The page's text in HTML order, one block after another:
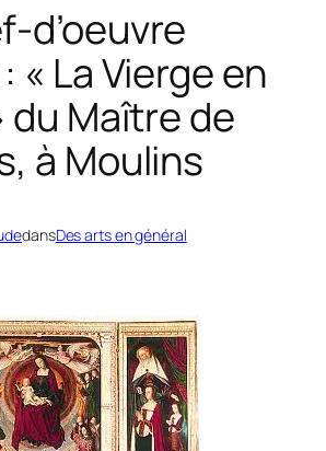
d’oeuvre
« La Vierge en
du Maître de
à Moulins
dansDes arts en général